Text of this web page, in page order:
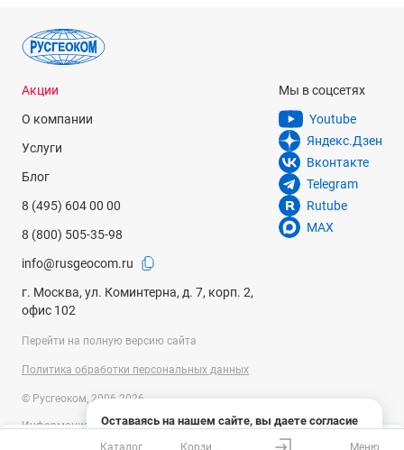
Оставаясь на нашем сайте, вы даете согласие
на использование файлов cookies и сбор данных
Акции
О компании
Услуги
Блог
8 (495) 604 00 00
8 (800) 505-35-98
info@rusgeocom.ru
г. Москва, ул. Коминтерна, д. 7, корп. 2,
офис 102
Мы в соцсетях
Youtube
Яндекс.Дзен
Вконтакте
Telegram
Rutube
MAX
Перейти на полную версию сайта
Политика обработки персональных данных
© Русгеоком, 2006-2026
Информация на сайте носит справочный характер и не является
публичной офертой, определяемой положениями Статьи 437
Каталог Меню